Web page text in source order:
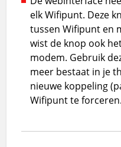
elk Wifipunt. Deze
tussen Wifipunt en
wist de knop ook
modem. Gebruik
meer bestaat in je
nieuwe koppeling
Wifipunt te forceren.